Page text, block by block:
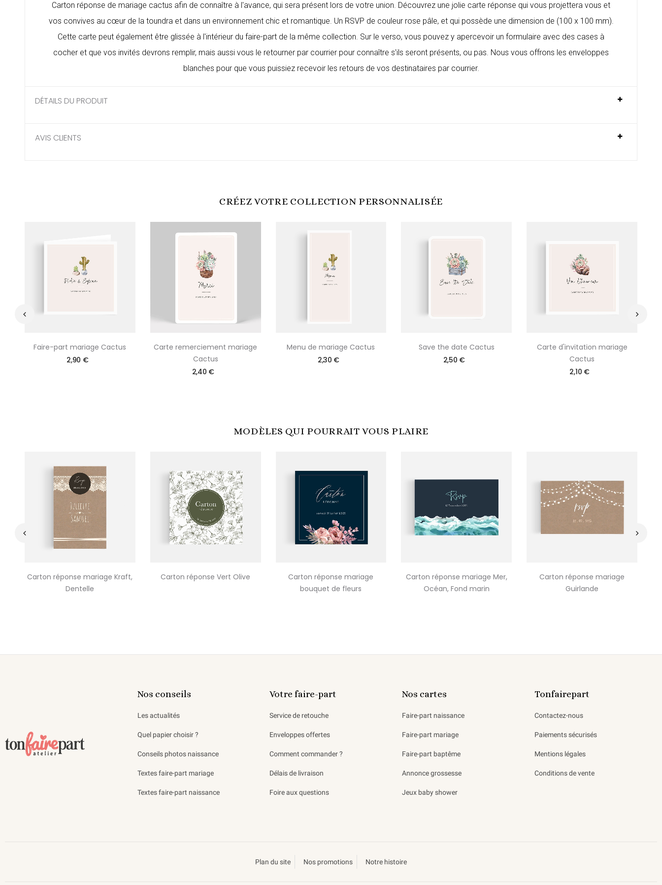
Carton réponse de mariage cactus afin de connaître à l'avance, qui sera présent lors de votre union. Découvrez une jolie carte réponse qui vous projettera vous et
vos convives au cœur de la toundra et dans un environnement chic et romantique. Un RSVP de couleur rose pâle, et qui possède une dimension de (100 x 100 mm).
Cette carte peut également être glissée à l'intérieur du faire-part de la même collection. Sur le verso, vous pouvez y apercevoir un formulaire avec des cases à
cocher et que vos invités devrons remplir, mais aussi vous le retourner par courrier pour connaître s'ils seront présents, ou pas. Nous vous offrons les enveloppes
blanches pour que vous puissiez recevoir les retours de vos destinataires par courrier.
DÉTAILS DU PRODUIT
AVIS CLIENTS
CRÉEZ VOTRE COLLECTION PERSONNALISÉE
Faire-part mariage Cactus
2,90 €
Carte remerciement mariage
Cactus
2,40 €
Menu de mariage Cactus
2,30 €
Save the date Cactus
2,50 €
Carte d'invitation mariage
Cactus
2,10 €
MODÈLES QUI POURRAIT VOUS PLAIRE
Carton réponse mariage Kraft,
Dentelle
Carton réponse Vert Olive
Carton réponse mariage
bouquet de fleurs
Carton réponse mariage Mer,
Océan, Fond marin
Carton réponse mariage
Guirlande
Nos conseils
Les actualités
Quel papier choisir ?
Conseils photos naissance
Textes faire-part mariage
Textes faire-part naissance
Votre faire-part
Service de retouche
Enveloppes offertes
Comment commander ?
Délais de livraison
Foire aux questions
Nos cartes
Faire-part naissance
Faire-part mariage
Faire-part baptême
Annonce grossesse
Jeux baby shower
Tonfairepart
Contactez-nous
Paiements sécurisés
Mentions légales
Conditions de vente
Plan du site Nos promotions Notre histoire